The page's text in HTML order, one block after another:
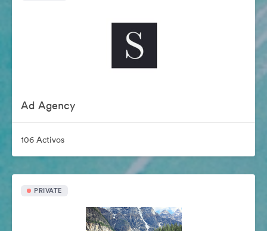
Ad Agency
106 Activos
PRIVATE